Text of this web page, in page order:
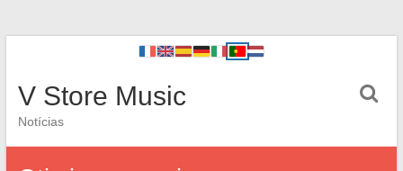
V Store Music
Notícias